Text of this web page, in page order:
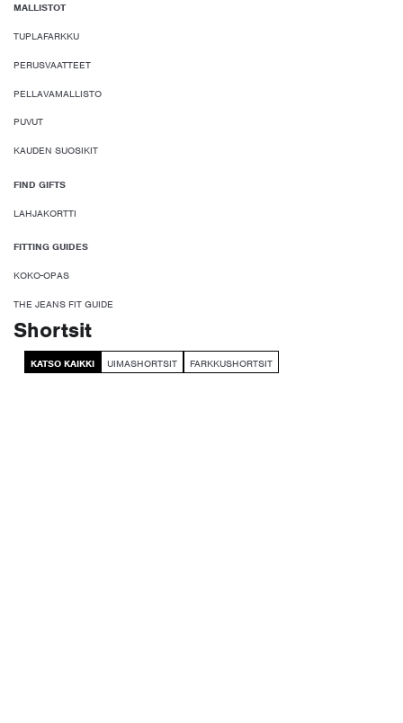
MALLISTOT
TUPLAFARKKU
PERUSVAATTEET
PELLAVAMALLISTO
PUVUT
KAUDEN SUOSIKIT
FIND GIFTS
LAHJAKORTTI
FITTING GUIDES
KOKO-OPAS
THE JEANS FIT GUIDE
Shortsit
KATSO KAIKKI UIMASHORTSIT FARKKUSHORTSIT